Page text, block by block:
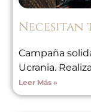
Necesitan
Campaña
Ucrania.
Leer Más »